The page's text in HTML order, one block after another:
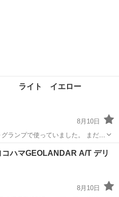
ライト イエロー
8月10日
ランプで使っていました。 まだ使
譲りします。 バルブの種類は画像
い。
ハマGEOLANDAR A/T デリ
8月10日